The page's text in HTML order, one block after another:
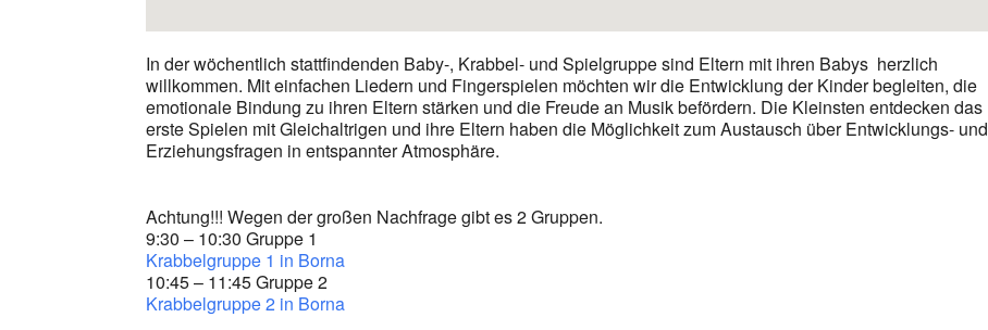
In der wöchentlich stattfindenden Baby-, Krabbel- und Spielgruppe sind Eltern mit ihren Babys herzlich
willkommen. Mit einfachen Liedern und Fingerspielen möchten wir die Entwicklung der Kinder begleiten, die
emotionale Bindung zu ihren Eltern stärken und die Freude an Musik befördern. Die Kleinsten entdecken das
erste Spielen mit Gleichaltrigen und ihre Eltern haben die Möglichkeit zum Austausch über Entwicklungs- und
Erziehungsfragen in entspannter Atmosphäre.
Achtung!!! Wegen der großen Nachfrage gibt es 2 Gruppen.
9:30 – 10:30 Gruppe 1
Krabbelgruppe 1 in Borna
10:45 – 11:45 Gruppe 2
Krabbelgruppe 2 in Borna